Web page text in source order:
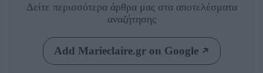
Δείτε περισσότερα άρθρα μας στα αποτελέσματα
αναζήτησης
Add Marieclaire.gr on Google